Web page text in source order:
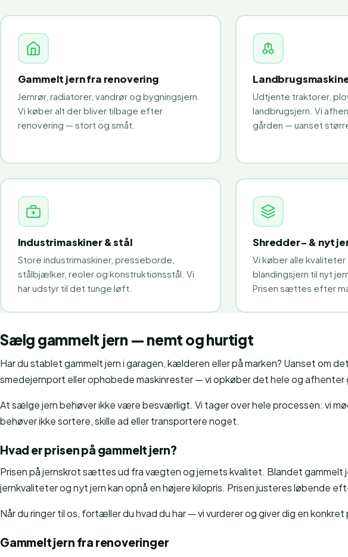
Gammelt jern fra renovering
Jernrør, radiatorer, vandrør og bygningsjern.
Vi køber alt der bliver tilbage efter
renovering — stort og småt.
Udtjente traktorer,
landbrugsjern. Vi
gården — uanset
Industrimaskiner & stål
Store industrimaskiner, presseborde,
stålbjælker, reoler og konstruktionsstål. Vi
har udstyr til det tunge løft.
Shredder- & nyt
Vi køber alle
blandingsjern til nyt
Prisen sættes efter
Sælg gammelt jern — nemt og hurtigt
Har du stablet gammelt jern i garagen, kælderen eller på marken? Uanset om
smedejernport eller ophobede maskinrester — vi opkøber det hele og afhenter
At sælge jern behøver ikke være besværligt. Vi tager over hele processen: vi
behøver ikke sortere, skille ad eller transportere noget.
Hvad er prisen på gammelt jern?
Prisen på jernskrot sættes ud fra vægten og jernets kvalitet. Blandet gammelt
jernkvaliteter og nyt jern kan opnå en højere kilopris. Prisen justeres løbende
Når du ringer til os, fortæller du hvad du har — vi vurderer og giver dig en
Gammelt jern fra renoveringer